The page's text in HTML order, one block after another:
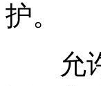
护。
允许